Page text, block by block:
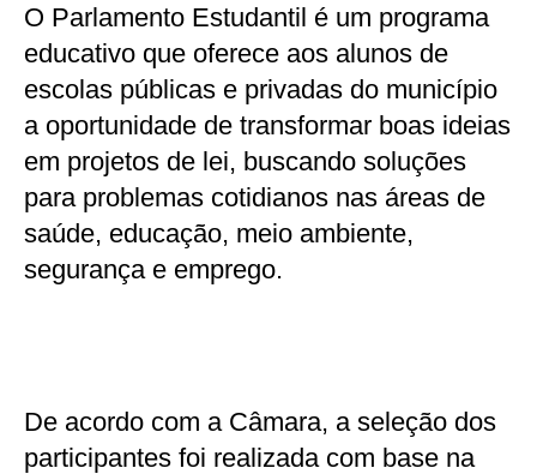
O Parlamento Estudantil é um programa
educativo que oferece aos alunos de
escolas públicas e privadas do município
a oportunidade de transformar boas ideias
em projetos de lei, buscando soluções
para problemas cotidianos nas áreas de
saúde, educação, meio ambiente,
segurança e emprego.
De acordo com a Câmara, a seleção dos
participantes foi realizada com base na